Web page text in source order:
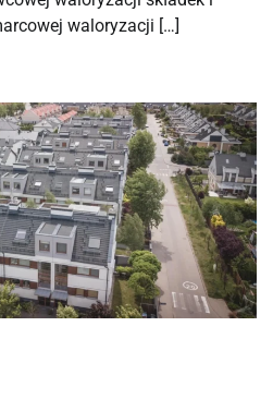
waloryzacji […]